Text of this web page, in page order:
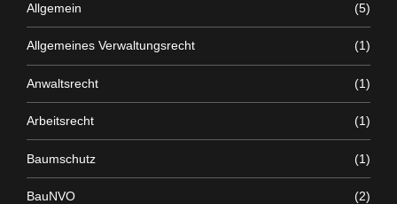
Allgemein (5)
Allgemeines Verwaltungsrecht (1)
Anwaltsrecht (1)
Arbeitsrecht (1)
Baumschutz (1)
BauNVO (2)